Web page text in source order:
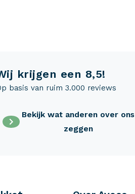
krijgen een 8,5!
basis van ruim 3.000 reviews
Bekijk wat anderen over ons
zeggen